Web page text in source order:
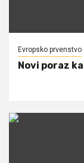
Evropsko prvenstvo
Novi poraz